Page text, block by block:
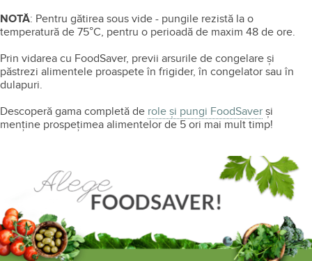
NOTĂ: Pentru gătirea sous vide - pungile rezistă la o
temperatură de 75°C, pentru o perioadă de maxim 48 de ore.
Prin vidarea cu FoodSaver, previi arsurile de congelare și
păstrezi alimentele proaspete în frigider, în congelator sau în
dulapuri.
Descoperă gama completă de role și pungi FoodSaver și
menține prospețimea alimentelor de 5 ori mai mult timp!